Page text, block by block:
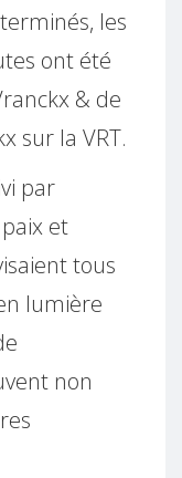
les
ont été
& de
sur la VRT.
par
et
tous
lumière
non